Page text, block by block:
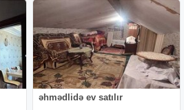
əhmədlidə ev satılır